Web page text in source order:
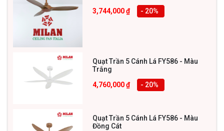
3,744,000₫ - 20%
Quạt Trần 5 Cánh Lá FY586 - Màu
Trắng
4,760,000₫ - 20%
Quạt Trần 5 Cánh Lá FY586 - Màu
Đồng Cát